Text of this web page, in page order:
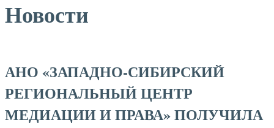
Новости
АНО «ЗАПАДНО-СИБИРСКИЙ
РЕГИОНАЛЬНЫЙ ЦЕНТР
МЕДИАЦИИ И ПРАВА» ПОЛУЧИЛА